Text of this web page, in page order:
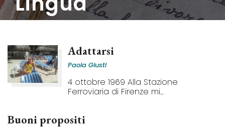
Adattarsi
Paola Giusti
4 ottobre 1969 Alla Stazione
Ferroviaria di Firenze mi...
Buoni propositi